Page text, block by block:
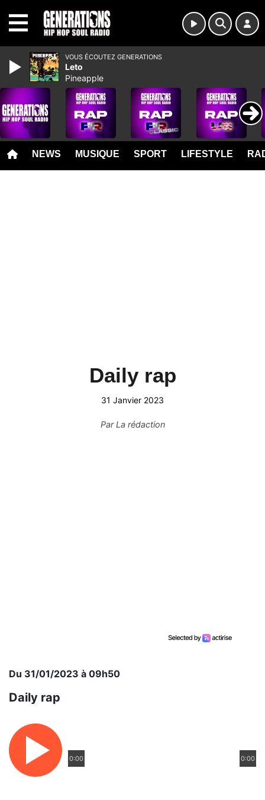
NEWS MUSIQUE SPORT LIFESTYLE
Daily rap
31 Janvier 2023
ParLa rédaction
Du 31/01/2023 à 09h50
Daily rap
0:00 0:00
VOUS ÉCOUTEZ GENERATIONS
Leto
Pineapple